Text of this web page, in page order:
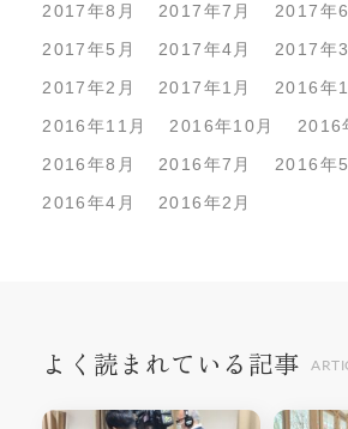
2017年8月
2017年7月
2017年6
2017年5月
2017年4月
2017年3
2017年2月
2017年1月
2016年
2016年11月
2016年10月
2016
2016年8月
2016年7月
2016年5
2016年4月
2016年2月
よく読まれている記事